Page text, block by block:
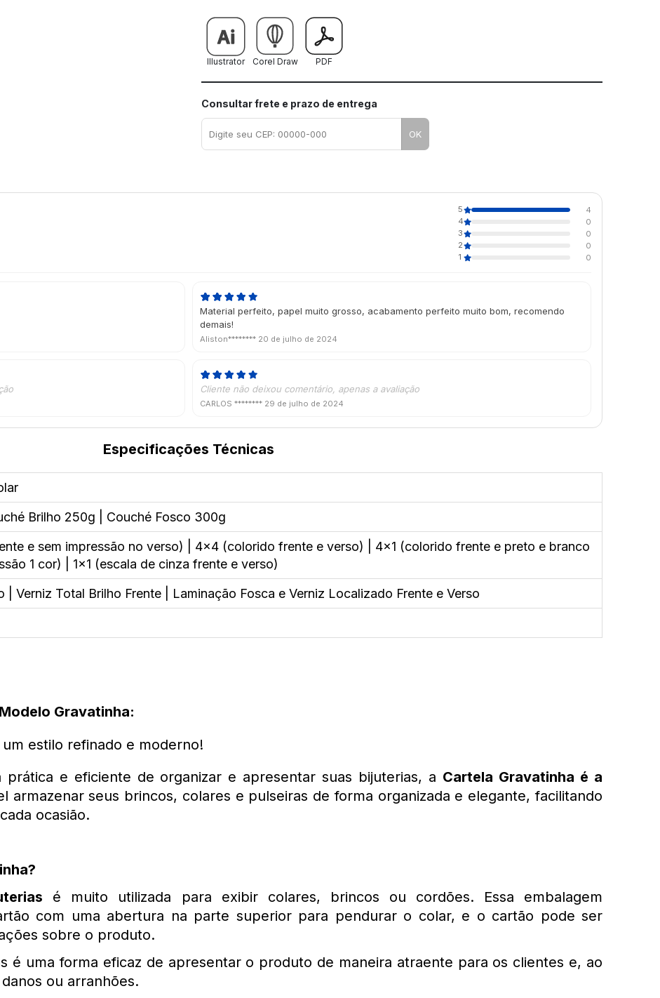
Illustrator Corel Draw PDF
Consultar frete e prazo de entrega
OK
5
4
4
0
3
0
2
0
1
0
Material perfeito, papel muito grosso, acabamento perfeito muito bom, recomendo
demais!
Aliston******** 20 de julho de 2024
Cliente não deixou comentário, apenas a avaliação
CARLOS ******** 29 de julho de 2024
Especificações Técnicas
Brilho 250g | Couché Fosco 300g
e sem impressão no verso) | 4x4 (colorido frente e verso) | 4x1 (colorido frente e preto e branco
1 cor) | 1x1 (escala de cinza frente e verso)
| Verniz Total Brilho Frente | Laminação Fosca e Verniz Localizado Frente e Verso
Gravatinha:
estilo refinado e moderno!
e eficiente de organizar e apresentar suas bijuterias, a Cartela Gravatinha é a
armazenar seus brincos, colares e pulseiras de forma organizada e elegante, facilitando
ocasião.
é muito utilizada para exibir colares, brincos ou cordões. Essa embalagem
com uma abertura na parte superior para pendurar o colar, e o cartão pode ser
sobre o produto.
é uma forma eficaz de apresentar o produto de maneira atraente para os clientes e, ao
ou arranhões.